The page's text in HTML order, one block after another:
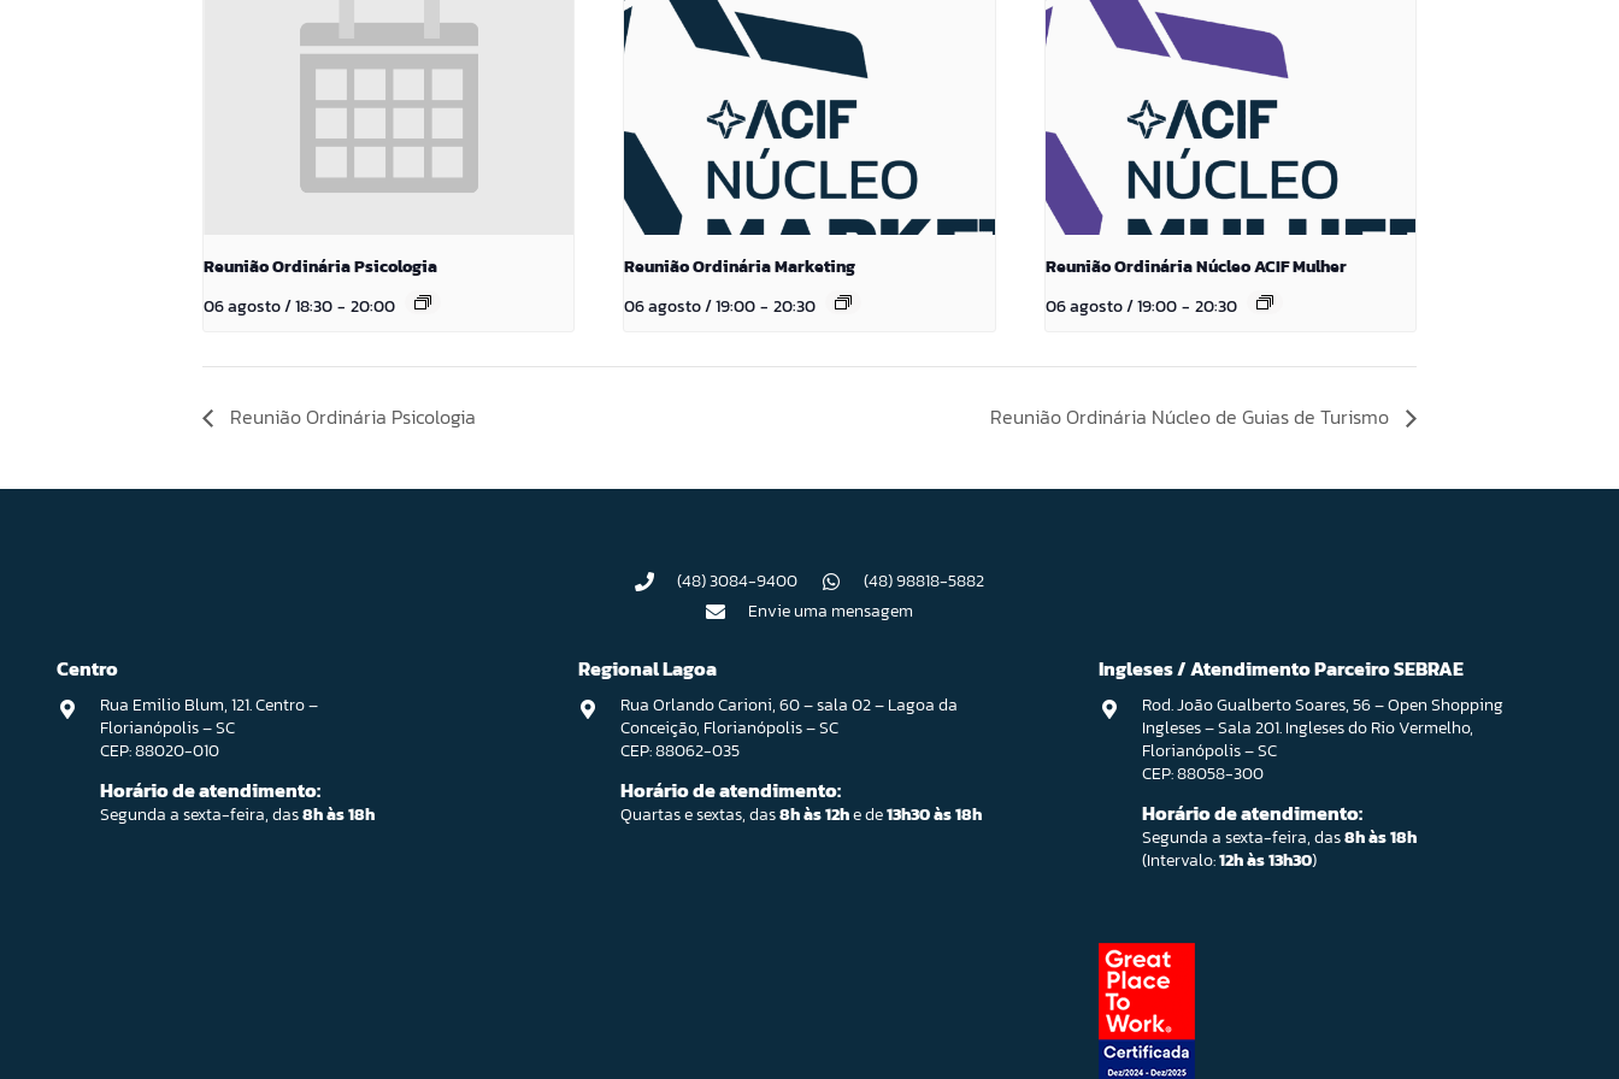
Reunião Ordinária Psicologia
06 agosto / 18:30- 20:00
Reunião Ordinária Marketing
06 agosto / 19:00 - 20:30
Reunião Ordinária Núcleo ACIF Mulher
06 agosto / 19:00- 20:30
Reunião Ordinária Psicologia Reunião Ordinária Núcleo de Guias de Turismo
(48) 3084-9400
(48) 98818-5882
Envie uma mensagem
Centro
Rua Emilio Blum, 121. Centro –
Florianópolis – SC
CEP: 88020-010
Horário de atendimento:
Segunda a sexta-feira, das8h às 18h
Regional Lagoa
Rua Orlando Carioni, 60 – sala 02 – Lagoa da
Conceição, Florianópolis – SC
CEP: 88062-035
Horário de atendimento:
Quartas e sextas, das8h às 12he de13h30 às 18h
Ingleses / Atendimento Parceiro SEBRAE
Rod. João Gualberto Soares, 56 – Open Shopping
Ingleses – Sala 201. Ingleses do Rio Vermelho,
Florianópolis – SC
CEP: 88058-300
Horário de atendimento:
Segunda a sexta-feira, das8h às 18h
(Intervalo:12h às 13h30)